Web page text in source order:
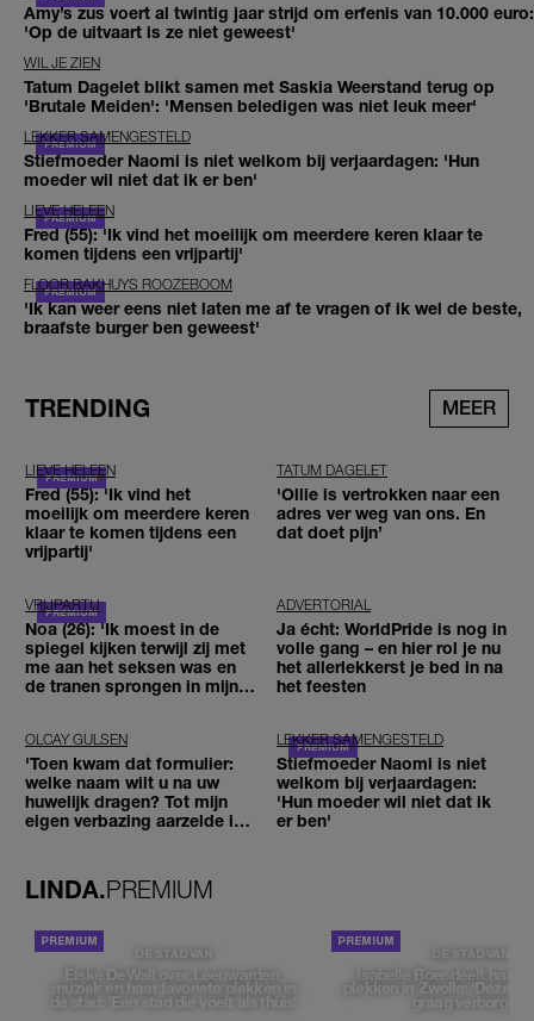
Amy’s zus voert al twintig jaar strijd om erfenis van 10.000 euro:
'Op de uitvaart is ze niet geweest'
WIL JE ZIEN
Tatum Dagelet blikt samen met Saskia Weerstand terug op
'Brutale Meiden': 'Mensen beledigen was niet leuk meer'
LEKKER SAMENGESTELD
Stiefmoeder Naomi is niet welkom bij verjaardagen: 'Hun
moeder wil niet dat ik er ben'
LIEVE HELEEN
Fred (55): 'Ik vind het moeilijk om meerdere keren klaar te
komen tijdens een vrijpartij'
FLOOR BAKHUYS ROOZEBOOM
'Ik kan weer eens niet laten me af te vragen of ik wel de beste,
braafste burger ben geweest'
TRENDING MEER
LIEVE HELEEN
Fred (55): 'Ik vind het
moeilijk om meerdere keren
klaar te komen tijdens een
vrijpartij'
TATUM DAGELET
'Ollie is vertrokken naar een
adres ver weg van ons. En
dat doet pijn’
VRIJPARTIJ
Noa (26): 'Ik moest in de
spiegel kijken terwijl zij met
me aan het seksen was en
de tranen sprongen in mijn
ADVERTORIAL
Ja écht: WorldPride is nog in
volle gang – en hier rol je nu
het allerlekkerst je bed in na
het feesten
OLCAY GULSEN
'Toen kwam dat formulier:
welke naam wilt u na uw
huwelijk dragen? Tot mijn
eigen verbazing aarzelde ik
LEKKER SAMENGESTELD
Stiefmoeder Naomi is niet
welkom bij verjaardagen:
'Hun moeder wil niet dat ik
er ben'
LINDA.PREMIUM
DE STAD VAN
Elske DeWall over Leeuwarden,
muziek en haar favoriete plekken in
de stad: 'Een stad die voelt als thuis'
DE STAD VAN
Isabelle Boer deelt haar
plekken in Zwolle: 'Deze
graag verborgen'